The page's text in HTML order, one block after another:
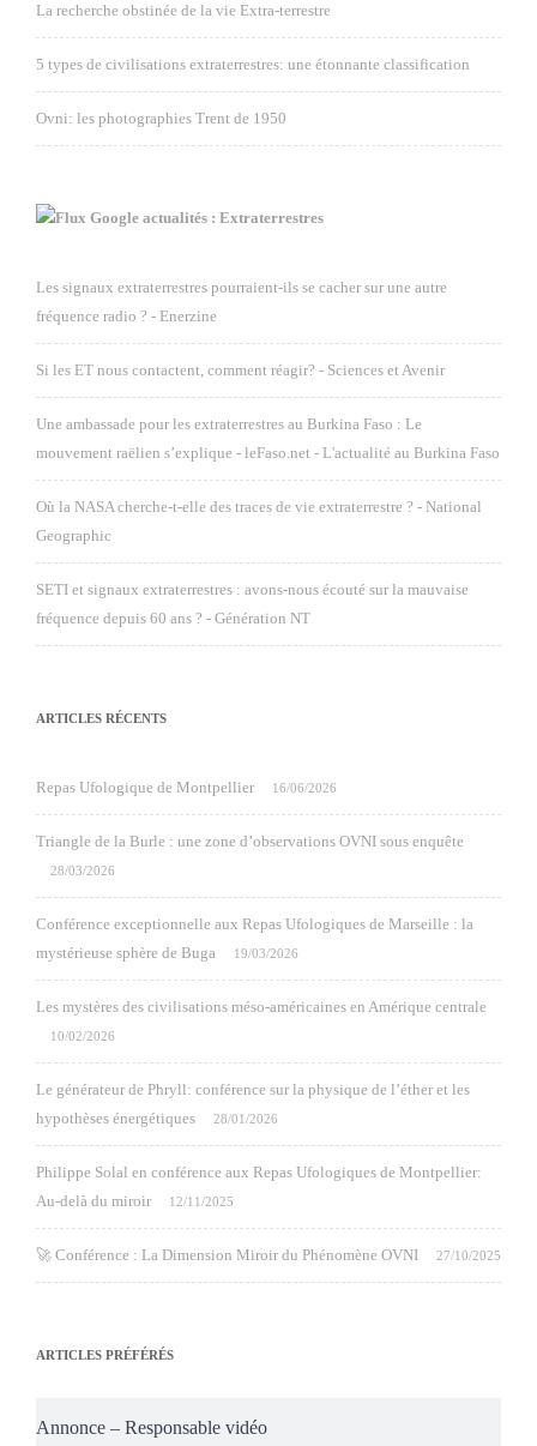
La recherche obstinée de la vie Extra-terrestre
5 types de civilisations extraterrestres: une étonnante classification
Ovni: les photographies Trent de 1950
Google actualités : Extraterrestres
Les signaux extraterrestres pourraient-ils se cacher sur une autre
fréquence radio ? - Enerzine
Si les ET nous contactent, comment réagir? - Sciences et Avenir
Une ambassade pour les extraterrestres au Burkina Faso : Le
mouvement raëlien s’explique - leFaso.net - L'actualité au Burkina Faso
Où la NASA cherche-t-elle des traces de vie extraterrestre ? - National
Geographic
SETI et signaux extraterrestres : avons-nous écouté sur la mauvaise
fréquence depuis 60 ans ? - Génération NT
ARTICLES RÉCENTS
Repas Ufologique de Montpellier 16/06/2026
Triangle de la Burle : une zone d’observations OVNI sous enquête
28/03/2026
Conférence exceptionnelle aux Repas Ufologiques de Marseille : la
mystérieuse sphère de Buga
19/03/2026
Les mystères des civilisations méso-américaines en Amérique centrale
10/02/2026
Le générateur de Phryll: conférence sur la physique de l’éther et les
hypothèses énergétiques
28/01/2026
Philippe Solal en conférence aux Repas Ufologiques de Montpellier:
Au-delà du miroir
12/11/2025
🚀 Conférence : La Dimension Miroir du Phénomène OVNI 27/10/2025
ARTICLES PRÉFÉRÉS
Annonce – Responsable vidéo